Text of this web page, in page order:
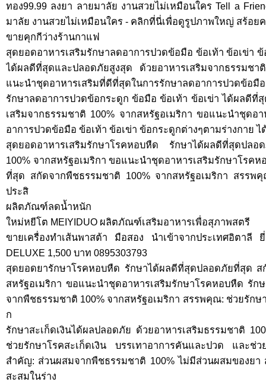
ทอง99.99 ลงยา ลายมาลัย งานสวยไม่เหมือนใคร Tell a
มาลัย งานสวยไม่เหมือนใคร - คลิกที่นี่เพื่อดูรูปภาพใหญ่ สร้อย
ขายคุกกีว่างร้านกาแฟ
สุดยอดอาหารเสริมรักษาลดอาการปวดข้อมือ ข้อเท้า ข้อเข่า
ได้ผลดีที่สุดและปลอดภัยสูงสุด ด้วยอาหารเสริมจากธรรมช
แนะนำชุดอาหารเสริมที่ดีที่สุดในการรักษาลดอาการปวดข้อมื
รักษาลดอาการปวดข้อกระดูก ข้อมือ ข้อเท้า ข้อเข่า ได้ผลดีที่
เสริมจากธรรมชาติ 100% จากสหรัฐอเมริกา ขอแนะนำชุดอ
อาการปวดข้อมือ ข้อเท้า ข้อเข่า ข้อกระดูกต่างๆตามร่างกาย
สุดยอดอาหารเสริมรักษาโรคหอบหืด รักษาได้ผลดีที่สุดปล
100% จากสหรัฐอเมริกา ขอแนะนำชุดอาหารเสริมรักษาโรค
ที่สุด สกัดจากพืชธรรมชาติ 100% จากสหรัฐอเมริกา สรรพ
ประสิ
ผลิตภัณฑ์ลดน้ำหนัก
ใหม่หยีโต MEIYIDUO ผลิตภัณฑ์เสริมอาหารเพื่อสุภาพสตรี
ขายเครื่องทำเส้นพาสต้า มือสอง นำเข้าจากประเทศอิตาลี
DELUXE 1,500 บาท 0895303793
สุดยอดยารักษาโรคหอบหืด รักษาได้ผลดีที่สุดปลอดภัยที่สุด ส
สหรัฐอเมริกา ขอแนะนำชุดอาหารเสริมรักษาโรคหอบหืด รั
จากพืชธรรมชาติ 100% จากสหรัฐอเมริกา สรรพคุณ: ช่วยรัก
ก
รักษาสะเก็ดเงินได้ผลปลอดภัย ด้วยอาหารเสริมธรรมชาติ
ช่วยรักษาโรคสะเก็ดเงิน บรรเทาอาการคันและปวด และ
สำคัญ: ส่วนผสมจากพืชธรรมชาติ 100% ไม่มีส่วนผสมของยา
สะสมในร่าง